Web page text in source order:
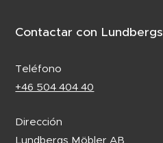
Contactar con Lundbergs
Teléfono
+46 504 404 40
Dirección
Lundbergs Möbler AB